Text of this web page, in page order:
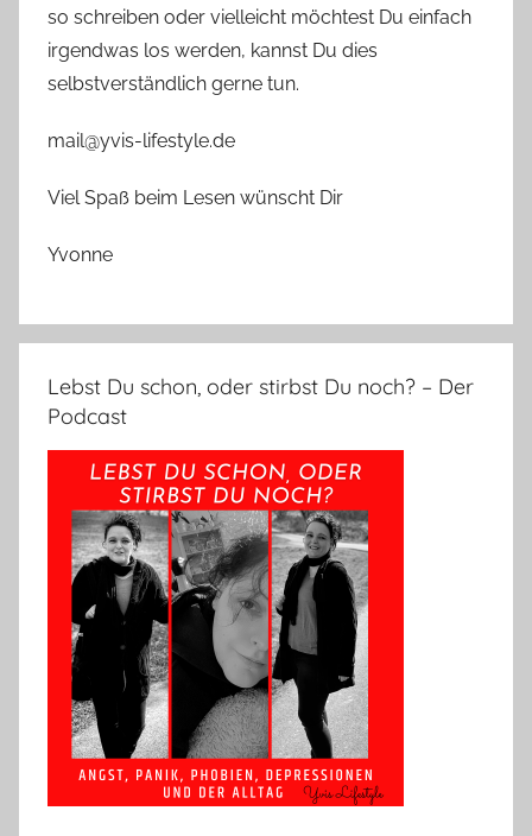
so schreiben oder vielleicht möchtest Du einfach
irgendwas los werden, kannst Du dies
selbstverständlich gerne tun.
mail@yvis-lifestyle.de
Viel Spaß beim Lesen wünscht Dir
Yvonne
Lebst Du schon, oder stirbst Du noch? – Der
Podcast